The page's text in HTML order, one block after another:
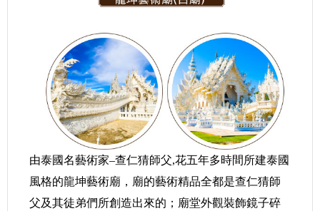
由泰國名藝術家–查仁猜師父,花五年多時間所建泰國
風格的龍坤藝術廟，廟的藝術精品全都是查仁猜師
父及其徒弟們所創造出來的；廟堂外觀裝飾鏡子碎